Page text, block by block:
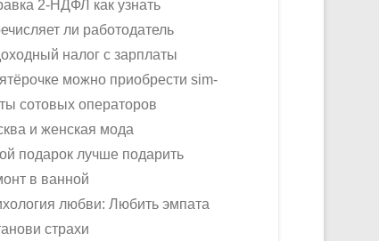
2-НДФЛ как узнать
ли работодатель
налог с зарплаты
можно приобрести sim-
сотовых операторов
и женская мода
подарок лучше подарить
в ванной
любви: Любить эмпата
страхи